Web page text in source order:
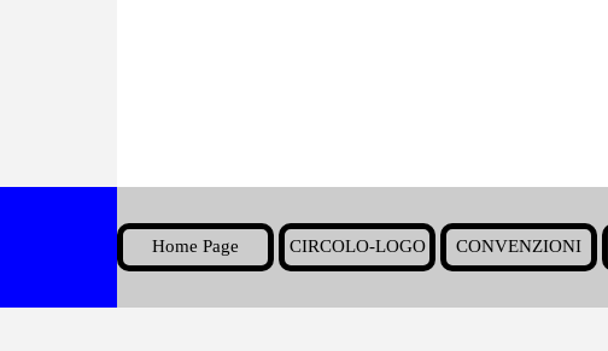
Home Page CIRCOLO-LOGO ▼
CONVENZIONI